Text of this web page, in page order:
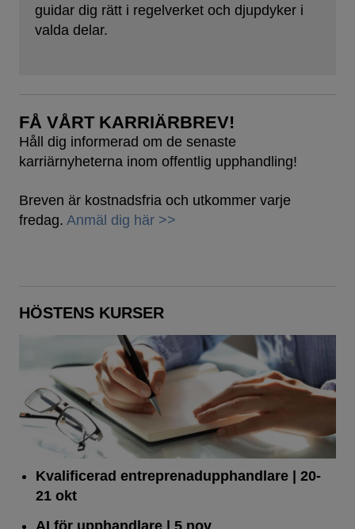
guidar dig rätt i regelverket och djupdyker i
valda delar.
FÅ VÅRT KARRIÄRBREV!
Håll dig informerad om de senaste
karriärnyheterna inom offentlig upphandling!
Breven är kostnadsfria och utkommer varje
fredag. Anmäl dig här >>
HÖSTENS KURSER
Kvalificerad entreprenad­upphandlare | 20-
21 okt
AI för upphandlare| 5 nov